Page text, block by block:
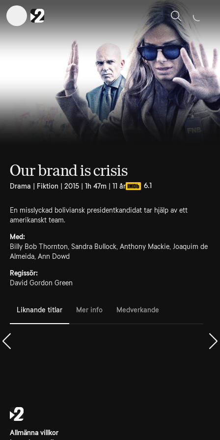
Sök
Our brand is crisis
Drama | Fiktion | 2015 | 1h 47m | 11 år 6.1
En misslyckad boliviansk presidentkandidat tar hjälp av ett
amerikanskt team.
Med:
Billy Bob Thornton, Sandra Bullock, Anthony Mackie, Joaquim de
Almeida, Ann Dowd
Regissör:
David Gordon Green
Liknande titlar Mer info Medverkande
Allmänna villkor